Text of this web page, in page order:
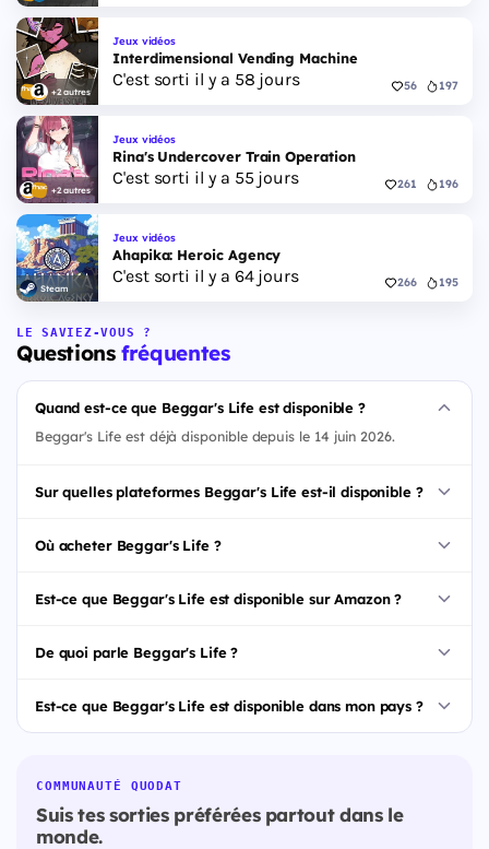
+2 autres
Jeux vidéos
Interdimensional Vending Machine
C'est sorti il y a 58 jours 56 197
+2 autres
Jeux vidéos
Rina's Undercover Train Operation
C'est sorti il y a 55 jours 261 196
Steam
Jeux vidéos
Ahapika: Heroic Agency
C'est sorti il y a 64 jours 266 195
LE SAVIEZ-VOUS ?
Questionsfréquentes
Quand est-ce que Beggar's Life est disponible ?
Beggar's Life est déjà disponible depuis le 14 juin 2026.
Sur quelles plateformes Beggar's Life est-il disponible ?
Où acheter Beggar's Life ?
Est-ce que Beggar's Life est disponible sur Amazon ?
De quoi parle Beggar's Life ?
Est-ce que Beggar's Life est disponible dans mon pays ?
COMMUNAUTÉ QUODAT
Suis tes sorties préférées partout dans le
monde.